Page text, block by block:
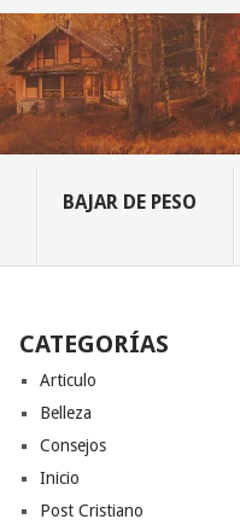
BAJAR DE PESO
CATEGORÍAS
Articulo
Belleza
Consejos
Inicio
Post Cristiano